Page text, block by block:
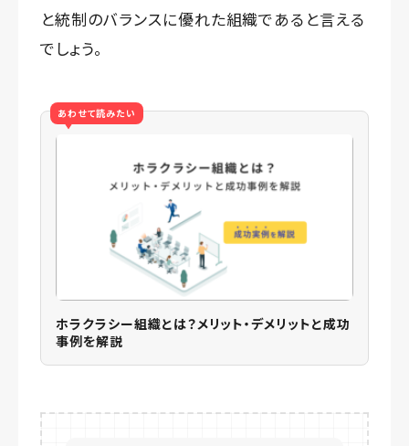
と統制のバランスに優れた組織であると言える
でしょう。
あわせて読みたい
ホラクラシー組織とは？メリット・デメリットと成功
事例を解説